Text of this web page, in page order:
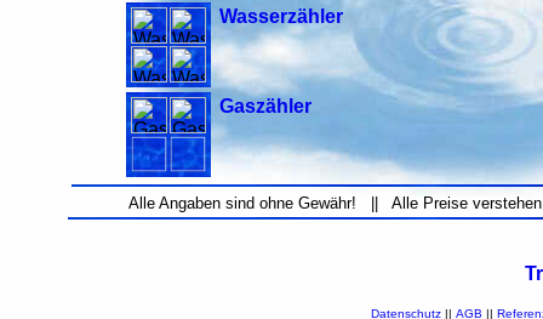
Wasserzähler
Gaszähler
Alle Angaben sind ohne Gewähr! || Alle Preise
Datenschutz|| AGB ||